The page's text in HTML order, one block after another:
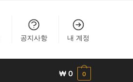
공지사항 내 계정
₩ 0 0